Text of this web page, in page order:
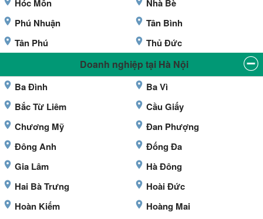
Hóc Môn
Nhà Bè
Phú Nhuận
Tân Bình
Tân Phú
Thủ Đức
Doanh nghiệp tại Hà Nội
Ba Đình
Ba Vì
Bắc Từ Liêm
Cầu Giấy
Chương Mỹ
Đan Phượng
Đông Anh
Đống Đa
Gia Lâm
Hà Đông
Hai Bà Trưng
Hoài Đức
Hoàn Kiếm
Hoàng Mai